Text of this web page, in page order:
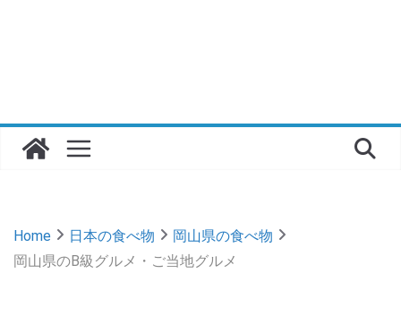
Home 日本の食べ物
岡山県の食べ物
岡山県のB級グルメ・ご当地グルメ